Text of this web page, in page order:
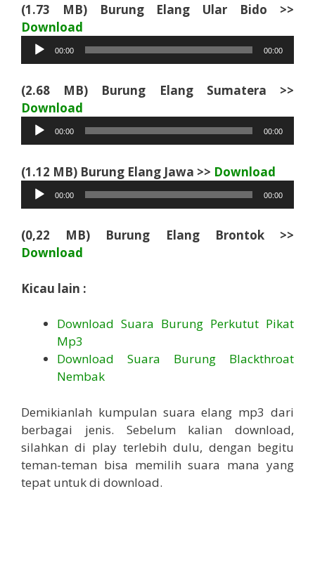
(1.73 MB) Burung Elang Ular Bido >>
Download
Audio
00:00 00:00
(2.68 MB) Burung Elang Sumatera >>
Download
Audio
00:00 00:00
(1.12 MB) Burung Elang Jawa >> Download
00:00 00:00
(0,22 MB) Burung Elang Brontok >>
Download
Kicau lain :
Download Suara Burung Perkutut Pikat
Mp3
Download Suara Burung Blackthroat
Nembak
Demikianlah kumpulan suara elang mp3 dari
berbagai jenis. Sebelum kalian download,
silahkan di play terlebih dulu, dengan begitu
teman-teman bisa memilih suara mana yang
tepat untuk di download.